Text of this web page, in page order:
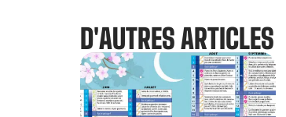
D'AUTRES ARTICLES